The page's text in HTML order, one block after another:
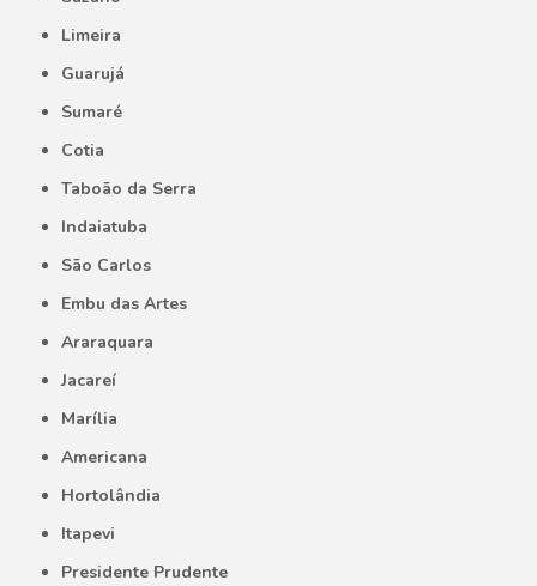
Limeira
Guarujá
Sumaré
Cotia
Taboão da Serra
Indaiatuba
São Carlos
Embu das Artes
Araraquara
Jacareí
Marília
Americana
Hortolândia
Itapevi
Presidente Prudente